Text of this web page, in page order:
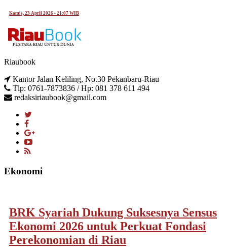
Kamis, 23 April 2026 - 21:07 WIB
Riaubook
Kantor Jalan Keliling, No.30 Pekanbaru-Riau
Tlp: 0761-7873836 / Hp: 081 378 611 494
redaksiriaubook@gmail.com
Ekonomi
BRK Syariah Dukung Suksesnya Sensus
Ekonomi 2026 untuk Perkuat Fondasi
Perekonomian di Riau